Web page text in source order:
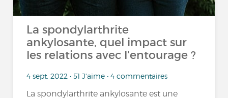
La spondylarthrite
ankylosante, quel impact sur
les relations avec l'entourage ?
4 sept. 2022 • 51 J'aime • 4 commentaires
La spondylarthrite ankylosante est une